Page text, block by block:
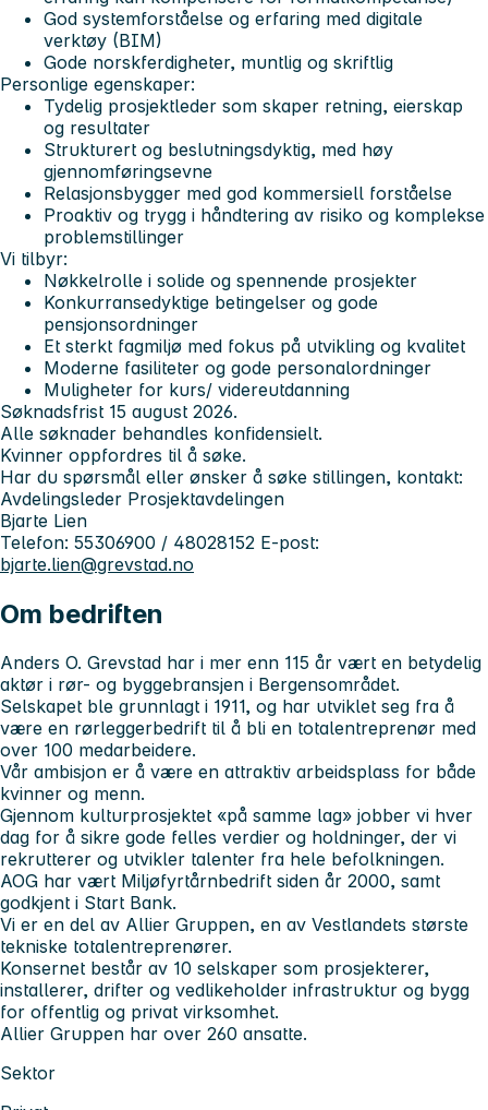
God systemforståelse og erfaring med digitale
verktøy (BIM)
Gode norskferdigheter, muntlig og skriftlig
Personlige egenskaper:
Tydelig prosjektleder som skaper retning, eierskap
og resultater
Strukturert og beslutningsdyktig, med høy
gjennomføringsevne
Relasjonsbygger med god kommersiell forståelse
Proaktiv og trygg i håndtering av risiko og komplekse
problemstillinger
Vi tilbyr:
Nøkkelrolle i solide og spennende prosjekter
Konkurransedyktige betingelser og gode
pensjonsordninger
Et sterkt fagmiljø med fokus på utvikling og kvalitet
Moderne fasiliteter og gode personalordninger
Muligheter for kurs/ videreutdanning
Søknadsfrist 15 august 2026.
Alle søknader behandles konfidensielt.
Kvinner oppfordres til å søke.
Har du spørsmål eller ønsker å søke stillingen, kontakt:
Avdelingsleder Prosjektavdelingen
Bjarte Lien
Telefon: 55306900 / 48028152 E-post:
bjarte.lien@grevstad.no
Om bedriften
Anders O. Grevstad har i mer enn 115 år vært en betydelig
aktør i rør- og byggebransjen i Bergensområdet.
Selskapet ble grunnlagt i 1911, og har utviklet seg fra å
være en rørleggerbedrift til å bli en totalentreprenør med
over 100 medarbeidere.
Vår ambisjon er å være en attraktiv arbeidsplass for både
kvinner og menn.
Gjennom kulturprosjektet «på samme lag» jobber vi hver
dag for å sikre gode felles verdier og holdninger, der vi
rekrutterer og utvikler talenter fra hele befolkningen.
AOG har vært Miljøfyrtårnbedrift siden år 2000, samt
godkjent i Start Bank.
Vi er en del av Allier Gruppen, en av Vestlandets største
tekniske totalentreprenører.
Konsernet består av 10 selskaper som prosjekterer,
installerer, drifter og vedlikeholder infrastruktur og bygg
for offentlig og privat virksomhet.
Allier Gruppen har over 260 ansatte.
Sektor